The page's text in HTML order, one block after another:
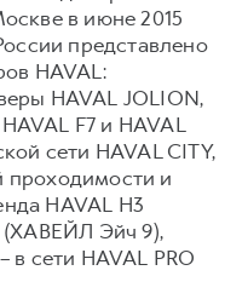
в июне 2015
представлено
HAVAL:
HAVAL JOLION,
F7 и HAVAL
сети HAVAL CITY,
и
HAVAL H3
(ХАВЕЙЛ Эйч 9),
сети HAVAL PRO